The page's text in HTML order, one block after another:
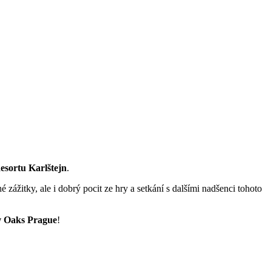
Karlštejn.
zážitky, ale i dobrý pocit ze hry a setkání s dalšími nadšenci tohoto
Prague!